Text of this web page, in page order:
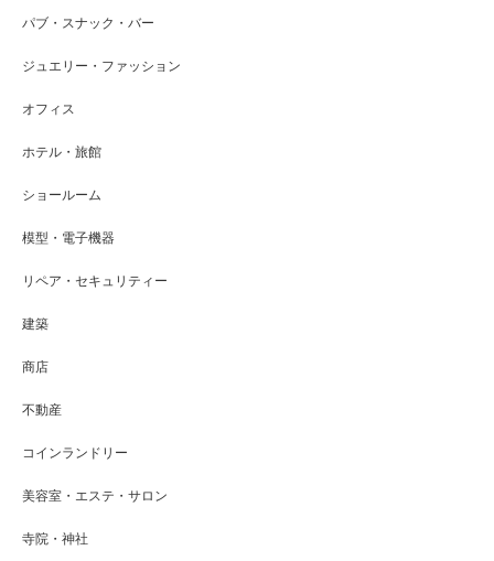
パブ・スナック・バー
ジュエリー・ファッション
オフィス
ホテル・旅館
ショールーム
模型・電子機器
リペア・セキュリティー
建築
商店
不動産
コインランドリー
美容室・エステ・サロン
寺院・神社